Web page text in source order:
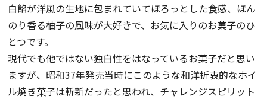
白餡が洋風の生地に包まれていてほろっとした食感、ほん
のり香る柚子の風味が大好きで、お気に入りのお菓子のひ
とつです。
現代でも他ではない独自性をはなっているお菓子だと思い
ますが、昭和37年発売当時にこのような和洋折衷的なホイ
ル焼き菓子は斬新だったと思われ、チャレンジスピリット